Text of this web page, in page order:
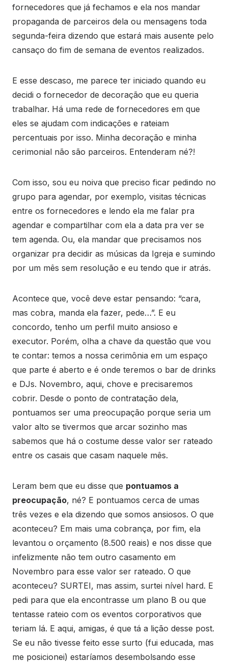
fornecedores que já fechamos e ela nos mandar
propaganda de parceiros dela ou mensagens toda
segunda-feira dizendo que estará mais ausente pelo
cansaço do fim de semana de eventos realizados.
E esse descaso, me parece ter iniciado quando eu
decidi o fornecedor de decoração que eu queria
trabalhar. Há uma rede de fornecedores em que
eles se ajudam com indicações e rateiam
percentuais por isso. Minha decoração e minha
cerimonial não são parceiros. Entenderam né?!
Com isso, sou eu noiva que preciso ficar pedindo no
grupo para agendar, por exemplo, visitas técnicas
entre os fornecedores e lendo ela me falar pra
agendar e compartilhar com ela a data pra ver se
tem agenda. Ou, ela mandar que precisamos nos
organizar pra decidir as músicas da Igreja e sumindo
por um mês sem resolução e eu tendo que ir atrás.
Acontece que, você deve estar pensando: “cara,
mas cobra, manda ela fazer, pede…”. E eu
concordo, tenho um perfil muito ansioso e
executor. Porém, olha a chave da questão que vou
te contar: temos a nossa cerimônia em um espaço
que parte é aberto e é onde teremos o bar de drinks
e DJs. Novembro, aqui, chove e precisaremos
cobrir. Desde o ponto de contratação dela,
pontuamos ser uma preocupação porque seria um
valor alto se tivermos que arcar sozinho mas
sabemos que há o costume desse valor ser rateado
entre os casais que casam naquele mês.
Leram bem que eu disse que pontuamos a
preocupação, né? E pontuamos cerca de umas
três vezes e ela dizendo que somos ansiosos. O que
aconteceu? Em mais uma cobrança, por fim, ela
levantou o orçamento (8.500 reais) e nos disse que
infelizmente não tem outro casamento em
Novembro para esse valor ser rateado. O que
aconteceu? SURTEI, mas assim, surtei nível hard. E
pedi para que ela encontrasse um plano B ou que
tentasse rateio com os eventos corporativos que
teriam lá. E aqui, amigas, é que tá a lição desse post.
Se eu não tivesse feito esse surto (fui educada, mas
me posicionei) estaríamos desembolsando esse